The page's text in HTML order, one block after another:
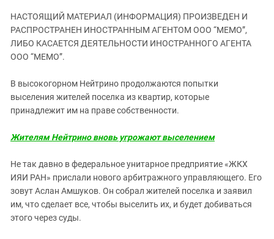
КАВКАЗ ЗА ПАЛЕСТИНУ
ИНАКОМЫСЛИЕ В ЧЕЧНЕ
ПРЕСЛЕДОВАНИЕ АКТИВИСТОВ
Ингушетия
Кабардино-Балкария
Карачаево-Черкесия
Российская Федерация
Ростовская область
Северная Осетия - Алания
Ставропольский край
НАСТОЯЩИЙ МАТЕРИАЛ (ИНФОРМАЦИЯ) ПРОИЗВЕДЕН И
РАСПРОСТРАНЕН ИНОСТРАННЫМ АГЕНТОМ ООО “МЕМО”,
ЛИБО КАСАЕТСЯ ДЕЯТЕЛЬНОСТИ ИНОСТРАННОГО АГЕНТА
ООО “МЕМО”.
В высокогорном Нейтрино продолжаются попытки
выселения жителей поселка из квартир, которые
принадлежит им на праве собственности.
Жителям Нейтрино вновь угрожают выселением
Не так давно в федеральное унитарное предприятие «ЖКХ
ИЯИ РАН» прислали нового арбитражного управляющего. Его
зовут Аслан Амшуков. Он собрал жителей поселка и заявил
им, что сделает все, чтобы выселить их, и будет добиваться
этого через суды.